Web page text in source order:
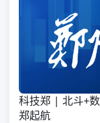
科技郑 | 北斗+
郑起航